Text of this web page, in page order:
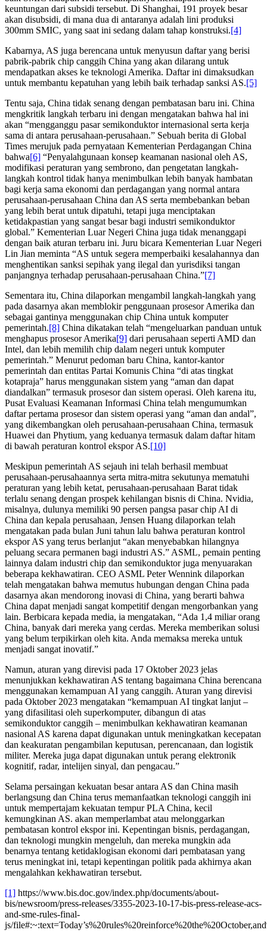
keuntungan dari subsidi tersebut. Di Shanghai, 191 proyek besar
akan disubsidi, di mana dua di antaranya adalah lini produksi
300mm SMIC, yang saat ini sedang dalam tahap konstruksi.[4]
Kabarnya, AS juga berencana untuk menyusun daftar yang berisi
pabrik-pabrik chip canggih China yang akan dilarang untuk
mendapatkan akses ke teknologi Amerika. Daftar ini dimaksudkan
untuk membantu kepatuhan yang lebih baik terhadap sanksi AS.[5]
Tentu saja, China tidak senang dengan pembatasan baru ini. China
mengkritik langkah terbaru ini dengan mengatakan bahwa hal ini
akan “mengganggu pasar semikonduktor internasional serta kerja
sama di antara perusahaan-perusahaan.” Sebuah berita di Global
Times merujuk pada pernyataan Kementerian Perdagangan China
bahwa[6] “Penyalahgunaan konsep keamanan nasional oleh AS,
modifikasi peraturan yang sembrono, dan pengetatan langkah-
langkah kontrol tidak hanya menimbulkan lebih banyak hambatan
bagi kerja sama ekonomi dan perdagangan yang normal antara
perusahaan-perusahaan China dan AS serta membebankan beban
yang lebih berat untuk dipatuhi, tetapi juga menciptakan
ketidakpastian yang sangat besar bagi industri semikonduktor
global.” Kementerian Luar Negeri China juga tidak menanggapi
dengan baik aturan terbaru ini. Juru bicara Kementerian Luar Negeri
Lin Jian meminta “AS untuk segera memperbaiki kesalahannya dan
menghentikan sanksi sepihak yang ilegal dan yurisdiksi tangan
panjangnya terhadap perusahaan-perusahaan China.”[7]
Sementara itu, China dilaporkan mengambil langkah-langkah yang
pada dasarnya akan memblokir penggunaan prosesor Amerika dan
sebagai gantinya menggunakan chip China untuk komputer
pemerintah.[8] China dikatakan telah “mengeluarkan panduan untuk
menghapus prosesor Amerika[9] dari perusahaan seperti AMD dan
Intel, dan lebih memilih chip dalam negeri untuk komputer
pemerintah.” Menurut pedoman baru China, kantor-kantor
pemerintah dan entitas Partai Komunis China “di atas tingkat
kotapraja” harus menggunakan sistem yang “aman dan dapat
diandalkan” termasuk prosesor dan sistem operasi. Oleh karena itu,
Pusat Evaluasi Keamanan Informasi China telah mengumumkan
daftar pertama prosesor dan sistem operasi yang “aman dan andal”,
yang dikembangkan oleh perusahaan-perusahaan China, termasuk
Huawei dan Phytium, yang keduanya termasuk dalam daftar hitam
di bawah peraturan kontrol ekspor AS.[10]
Meskipun pemerintah AS sejauh ini telah berhasil membuat
perusahaan-perusahaannya serta mitra-mitra sekutunya mematuhi
peraturan yang lebih ketat, perusahaan-perusahaan Barat tidak
terlalu senang dengan prospek kehilangan bisnis di China. Nvidia,
misalnya, dulunya memiliki 90 persen pangsa pasar chip AI di
China dan kepala perusahaan, Jensen Huang dilaporkan telah
mengatakan pada bulan Juni tahun lalu bahwa peraturan kontrol
ekspor AS yang terus berlanjut “akan menyebabkan hilangnya
peluang secara permanen bagi industri AS.” ASML, pemain penting
lainnya dalam industri chip dan semikonduktor juga menyuarakan
beberapa kekhawatiran. CEO ASML Peter Wennink dilaporkan
telah mengatakan bahwa memutus hubungan dengan China pada
dasarnya akan mendorong inovasi di China, yang berarti bahwa
China dapat menjadi sangat kompetitif dengan mengorbankan yang
lain. Berbicara kepada media, ia mengatakan, “Ada 1,4 miliar orang
China, banyak dari mereka yang cerdas. Mereka memberikan solusi
yang belum terpikirkan oleh kita. Anda memaksa mereka untuk
menjadi sangat inovatif.”
Namun, aturan yang direvisi pada 17 Oktober 2023 jelas
menunjukkan kekhawatiran AS tentang bagaimana China berencana
menggunakan kemampuan AI yang canggih. Aturan yang direvisi
pada Oktober 2023 mengatakan “kemampuan AI tingkat lanjut –
yang difasilitasi oleh superkomputer, dibangun di atas
semikonduktor canggih – menimbulkan kekhawatiran keamanan
nasional AS karena dapat digunakan untuk meningkatkan kecepatan
dan keakuratan pengambilan keputusan, perencanaan, dan logistik
militer. Mereka juga dapat digunakan untuk perang elektronik
kognitif, radar, intelijen sinyal, dan pengacau.”
Selama persaingan kekuatan besar antara AS dan China masih
berlangsung dan China terus memanfaatkan teknologi canggih ini
untuk mempertajam kekuatan tempur PLA China, kecil
kemungkinan AS. akan memperlambat atau melonggarkan
pembatasan kontrol ekspor ini. Kepentingan bisnis, perdagangan,
dan teknologi mungkin mengeluh, dan mereka mungkin ada
benarnya tentang ketidaklogisan ekonomi dari pembatasan yang
terus meningkat ini, tetapi kepentingan politik pada akhirnya akan
mengalahkan kekhawatiran tersebut.
[1] https://www.bis.doc.gov/index.php/documents/about-
bis/newsroom/press-releases/3355-2023-10-17-bis-press-release-acs-
and-sme-rules-final-
js/